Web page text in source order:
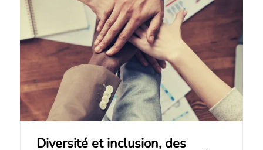
Diversité et inclusion, des